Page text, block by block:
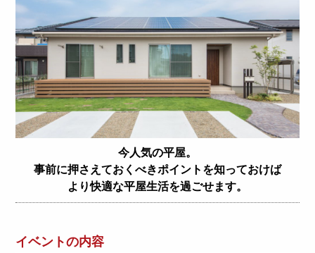
今人気の平屋。
事前に押さえておくべきポイントを知っておけば
より快適な平屋生活を過ごせます。
イベントの内容